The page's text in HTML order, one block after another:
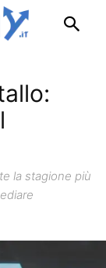
la stagione più